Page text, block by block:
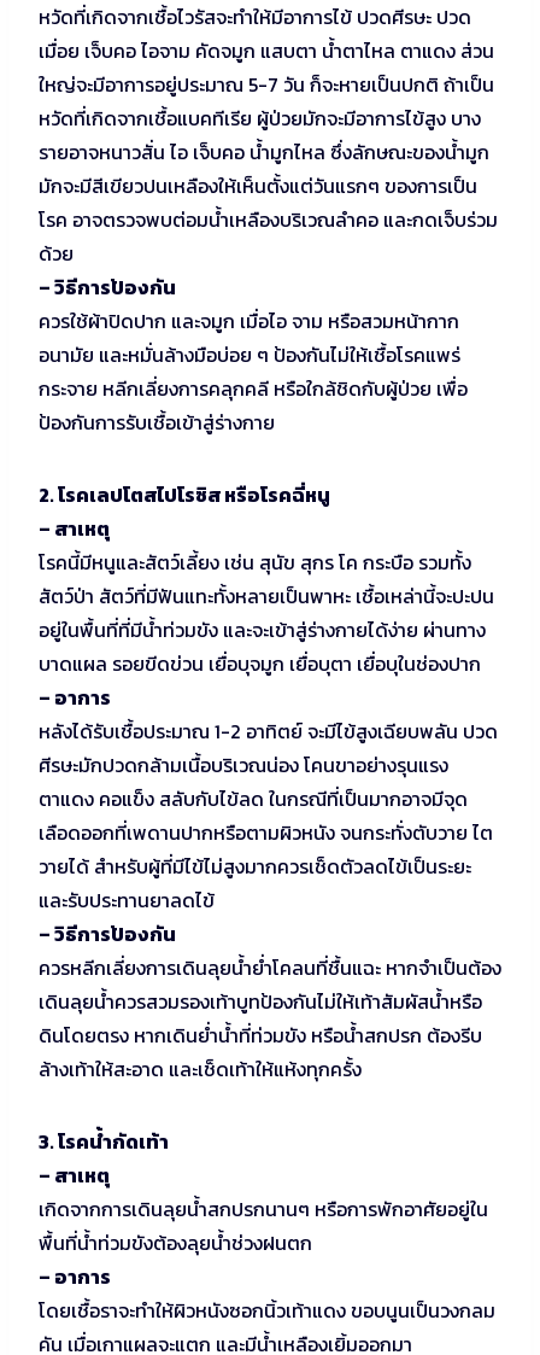
หวัดที่เกิดจากเชื้อไวรัสจะทำให้มีอาการไข้ ปวดศีรษะ ปวด
เมื่อย เจ็บคอ ไอจาม คัดจมูก แสบตา น้ำตาไหล ตาแดง ส่วน
ใหญ่จะมีอาการอยู่ประมาณ 5-7 วัน ก็จะหายเป็นปกติ ถ้าเป็น
หวัดที่เกิดจากเชื้อแบคทีเรีย ผู้ป่วยมักจะมีอาการไข้สูง บาง
รายอาจหนาวสั่น ไอ เจ็บคอ น้ำมูกไหล ซึ่งลักษณะของน้ำมูก
มักจะมีสีเขียวปนเหลืองให้เห็นตั้งแต่วันแรกๆ ของการเป็น
โรค อาจตรวจพบต่อมน้ำเหลืองบริเวณลำคอ และกดเจ็บร่วม
ด้วย
– วิธีการป้องกัน
ควรใช้ผ้าปิดปาก และจมูก เมื่อไอ จาม หรือสวมหน้ากาก
อนามัย และหมั่นล้างมือบ่อย ๆ ป้องกันไม่ให้เชื้อโรคแพร่
กระจาย หลีกเลี่ยงการคลุกคลี หรือใกล้ชิดกับผู้ป่วย เพื่อ
ป้องกันการรับเชื้อเข้าสู่ร่างกาย
2. โรคเลปโตสไปโรซิส หรือโรคฉี่หนู
– สาเหตุ
โรคนี้มีหนูและสัตว์เลี้ยง เช่น สุนัข สุกร โค กระบือ รวมทั้ง
สัตว์ป่า สัตว์ที่มีฟันแทะทั้งหลายเป็นพาหะ เชื้อเหล่านี้จะปะปน
อยู่ในพื้นที่ที่มีน้ำท่วมขัง และจะเข้าสู่ร่างกายได้ง่าย ผ่านทาง
บาดแผล รอยขีดข่วน เยื่อบุจมูก เยื่อบุตา เยื่อบุในช่องปาก
– อาการ
หลังได้รับเชื้อประมาณ 1-2 อาทิตย์ จะมีไข้สูงเฉียบพลัน ปวด
ศีรษะมักปวดกล้ามเนื้อบริเวณน่อง โคนขาอย่างรุนแรง
ตาแดง คอแข็ง สลับกับไข้ลด ในกรณีที่เป็นมากอาจมีจุด
เลือดออกที่เพดานปากหรือตามผิวหนัง จนกระทั่งตับวาย ไต
วายได้ สำหรับผู้ที่มีไข้ไม่สูงมากควรเช็ดตัวลดไข้เป็นระยะ
และรับประทานยาลดไข้
– วิธีการป้องกัน
ควรหลีกเลี่ยงการเดินลุยน้ำย่ำโคลนที่ชื้นแฉะ หากจำเป็นต้อง
เดินลุยน้ำควรสวมรองเท้าบูทป้องกันไม่ให้เท้าสัมผัสน้ำหรือ
ดินโดยตรง หากเดินย่ำน้ำที่ท่วมขัง หรือน้ำสกปรก ต้องรีบ
ล้างเท้าให้สะอาด และเช็ดเท้าให้แห้งทุกครั้ง
3. โรคน้ำกัดเท้า
– สาเหตุ
เกิดจากการเดินลุยน้ำสกปรกนานๆ หรือการพักอาศัยอยู่ใน
พื้นที่น้ำท่วมขังต้องลุยน้ำช่วงฝนตก
– อาการ
โดยเชื้อราจะทำให้ผิวหนังซอกนิ้วเท้าแดง ขอบนูนเป็นวงกลม
คัน เมื่อเกาแผลจะแตก และมีน้ำเหลืองเยิ้มออกมา